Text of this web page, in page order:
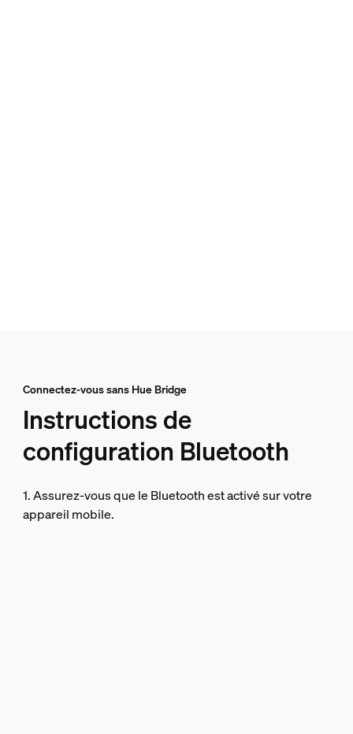
Connectez-vous sans Hue Bridge
Instructions de
configuration Bluetooth
1. Assurez-vous que le Bluetooth est activé sur votre
appareil mobile.